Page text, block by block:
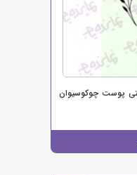
پوست چوکوسیوان